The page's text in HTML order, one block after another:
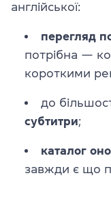
англійської:
перегляд
потрібна —
короткими
до
субтитри;
каталог
завжди є що